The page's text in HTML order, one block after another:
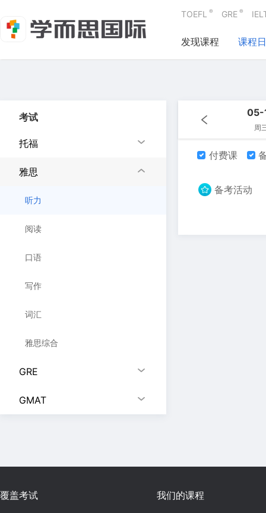
TOEFL ® GRE ®
发现课程 课程
考试
托福
雅思
听力
阅读
口语
写作
词汇
雅思综合
GRE
GMAT
05-
周
付费课
备考活动
覆盖考试 我们的课程